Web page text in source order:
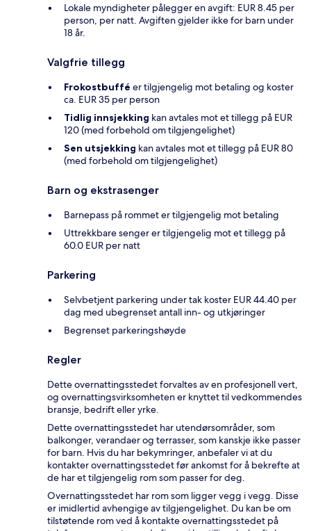
Lokale myndigheter pålegger en avgift: EUR 8.45 per
person, per natt. Avgiften gjelder ikke for barn under
18 år.
Valgfrie tillegg
Frokostbuffé er tilgjengelig mot betaling og koster
ca. EUR 35 per person
Tidlig innsjekking kan avtales mot et tillegg på EUR
120 (med forbehold om tilgjengelighet)
Sen utsjekking kan avtales mot et tillegg på EUR 80
(med forbehold om tilgjengelighet)
Barn og ekstrasenger
Barnepass på rommet er tilgjengelig mot betaling
Uttrekkbare senger er tilgjengelig mot et tillegg på
60.0 EUR per natt
Parkering
Selvbetjent parkering under tak koster EUR 44.40 per
dag med ubegrenset antall inn- og utkjøringer
Begrenset parkeringshøyde
Regler
Dette overnattingsstedet forvaltes av en profesjonell vert,
og overnattingsvirksomheten er knyttet til vedkommendes
bransje, bedrift eller yrke.
Dette overnattingsstedet har utendørsområder, som
balkonger, verandaer og terrasser, som kanskje ikke passer
for barn. Hvis du har bekymringer, anbefaler vi at du
kontakter overnattingsstedet før ankomst for å bekrefte at
de har et tilgjengelig rom som passer for deg.
Overnattingsstedet har rom som ligger vegg i vegg. Disse
er imidlertid avhengige av tilgjengelighet. Du kan be om
tilstøtende rom ved å kontakte overnattingsstedet på